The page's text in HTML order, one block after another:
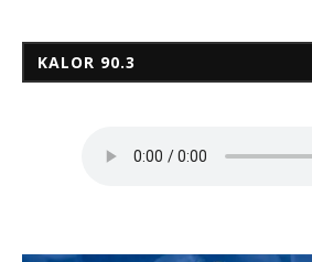
KALOR 90.3